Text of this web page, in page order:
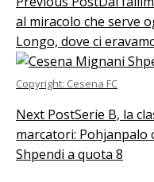
al miracolo che serve
Longo, dove ci
Copyright: Cesena FC
Next PostSerie B, la
marcatori: Pohjanpalo
Shpendi a quota 8